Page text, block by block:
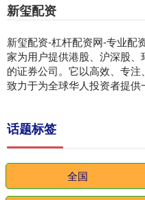
新玺配资
新玺配资-杠杆配资网-专业配
家为用户提供港股、沪深股
的证券公司。它以高效、专注
致力于为全球华人投资者提供
话题标签
全国